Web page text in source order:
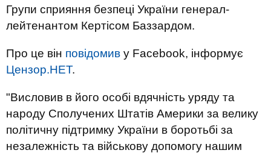
Групи сприяння безпеці України генерал-
лейтенантом Кертісом Баззардом.
Про це він повідомив у Facebook, інформує
Цензор.НЕТ.
"Висловив в його особі вдячність уряду та
народу Сполучених Штатів Америки за велику
політичну підтримку України в боротьбі за
незалежність та військову допомогу нашим